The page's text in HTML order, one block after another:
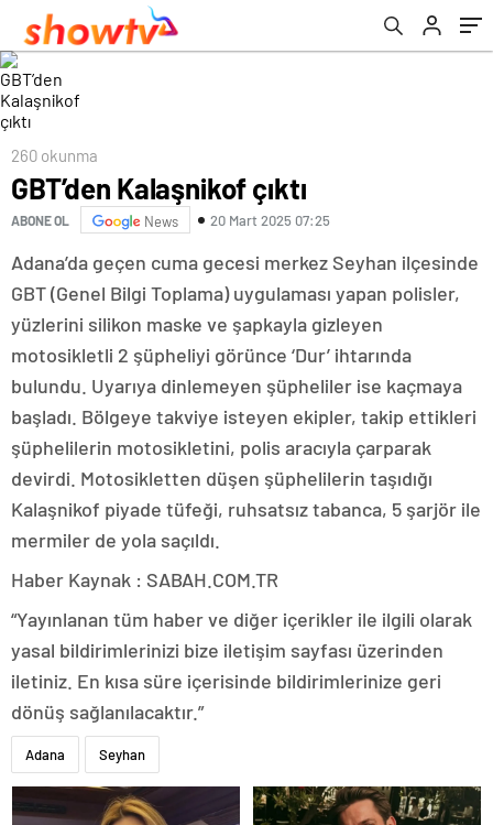
260 okunma
GBT’den Kalaşnikof çıktı
ABONE OL News 20 Mart 2025 07:25
Adana’da geçen cuma gecesi merkez Seyhan ilçesinde
GBT (Genel Bilgi Toplama) uygulaması yapan polisler,
yüzlerini silikon maske ve şapkayla gizleyen
motosikletli 2 şüpheliyi görünce ‘Dur’ ihtarında
bulundu. Uyarıya dinlemeyen şüpheliler ise kaçmaya
başladı. Bölgeye takviye isteyen ekipler, takip ettikleri
şüphelilerin motosikletini, polis aracıyla çarparak
devirdi. Motosikletten düşen şüphelilerin taşıdığı
Kalaşnikof piyade tüfeği, ruhsatsız tabanca, 5 şarjör ile
mermiler de yola saçıldı.
Haber Kaynak : SABAH.COM.TR
“Yayınlanan tüm haber ve diğer içerikler ile ilgili olarak
yasal bildirimlerinizi bize iletişim sayfası üzerinden
iletiniz. En kısa süre içerisinde bildirimlerinize geri
dönüş sağlanılacaktır.”
Adana Seyhan